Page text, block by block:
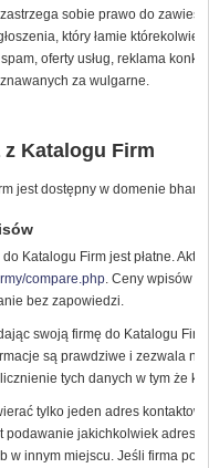
sobie prawo do
który łamie
oferty usług, reklama
za wulgarne.
Katalogu Firm
jest dostępny w domenie
Katalogu Firm jest płatne.
compare.php. Ceny wpisów
bez zapowiedzi.
swoją firmę do Katalogu
są prawdziwe i zezwala
tych danych w tym że
tylko jeden adres
podawanie jakichkolwiek
w innym miejscu. Jeśli firma